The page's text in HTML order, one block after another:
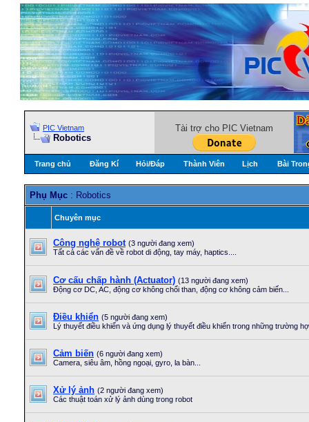
PIC Vietnam
Robotics
Tài trợ cho PIC Vietnam
Trang chủ Đăng Kí Hỏi/Ðáp Thành Viên Lịch Bài
Phụ Mục : Robotics
Chuyên mục
Công nghệ robot (3 người đang xem)
Tất cả các vấn đề về robot di động, tay máy, haptics....
Cơ cấu chấp hành (Actuator) (13 người đang xem)
Động cơ DC, AC, động cơ không chổi than, động cơ không cảm biến...
Điều khiển (5 người đang xem)
Lý thuyết điều khiển và ứng dụng lý thuyết điều khiển trong những trường
Cảm biến (6 người đang xem)
Camera, siêu âm, hồng ngoại, gyro, la bàn...
Xử lý ảnh (2 người đang xem)
Các thuật toán xử lý ảnh dùng trong robot